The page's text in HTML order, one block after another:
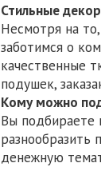
Стильные
Несмотря на
заботимся о
качественные
подушек,
Кому можно
Вы подбираете
денежную